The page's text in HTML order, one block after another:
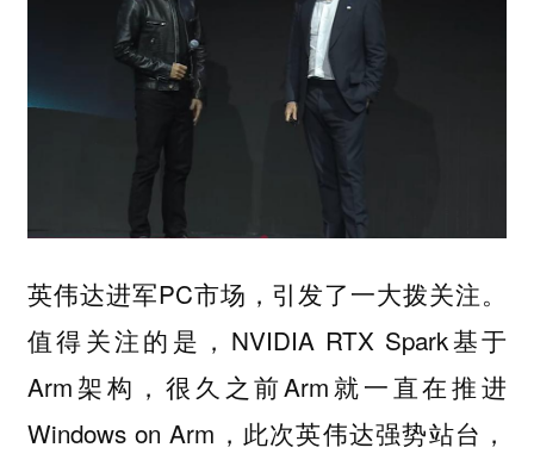
英伟达进军PC市场，引发了一大拨关注。
值得关注的是，NVIDIA RTX Spark基于
Arm架构，很久之前Arm就一直在推进
Windows on Arm，此次英伟达强势站台，